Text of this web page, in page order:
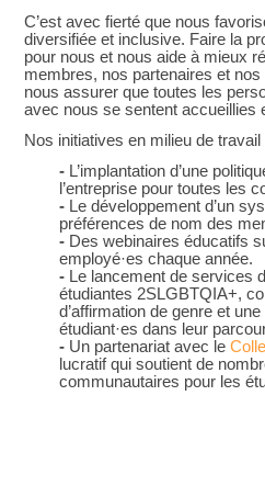
C’est avec fierté que nous
diversifiée et inclusive. Faire la
pour nous et nous aide à mieux
membres, nos partenaires et
nous assurer que toutes les
avec nous se sentent accueillies
Nos initiatives en milieu de
- L’implantation d’une
l’entreprise pour toutes les
- Le développement d’un
préférences de nom des
- Des webinaires éducatifs
employé·es chaque année.
- Le lancement de services
étudiantes 2SLGBTQIA+,
d’affirmation de genre et
étudiant·es dans leur
- Un partenariat avec le
lucratif qui soutient de
communautaires pour les